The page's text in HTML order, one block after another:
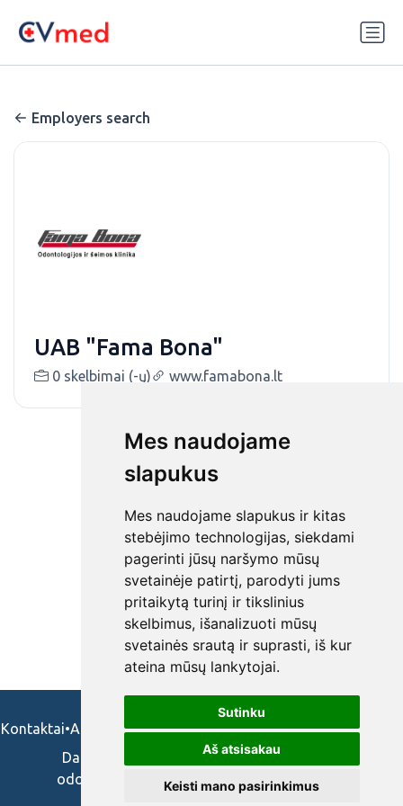
Mes naudojame
slapukus
Mes naudojame slapukus ir kitas
stebėjimo technologijas, siekdami
pagerinti jūsų naršymo mūsų
svetainėje patirtį, parodyti jums
pritaikytą turinį ir tikslinius
skelbimus, išanalizuoti mūsų
svetainės srautą ir suprasti, iš kur
ateina mūsų lankytojai.
Sutinku
Aš atsisakau
Keisti mano pasirinkimus
Employers search
UAB "Fama Bona"
0 skelbimai (-ų) www.famabona.lt
Kontaktai•Apie mus•Naudojimosi taisykės•Privatumo politika
Darbo skelbimai ir pasiūlymai: gydytojams,
odontologams, slaugytojams, veterinarams,